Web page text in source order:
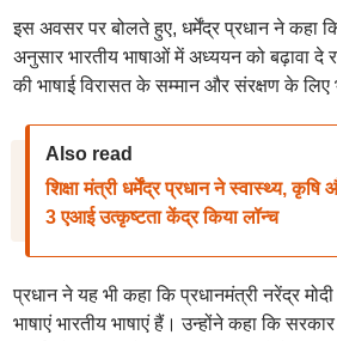
इस अवसर पर बोलते हुए, धर्मेंद्र प्रधान ने कहा
अनुसार भारतीय भाषाओं में अध्ययन को बढ़ावा
की भाषाई विरासत के सम्मान और संरक्षण के लिए
Also read
शिक्षा मंत्री धर्मेंद्र प्रधान ने स्वास्थ्य,
3 एआई उत्कृष्टता केंद्र किया लॉन्च
प्रधान ने यह भी कहा कि प्रधानमंत्री नरेंद्र
भाषाएं भारतीय भाषाएं हैं। उन्होंने कहा कि